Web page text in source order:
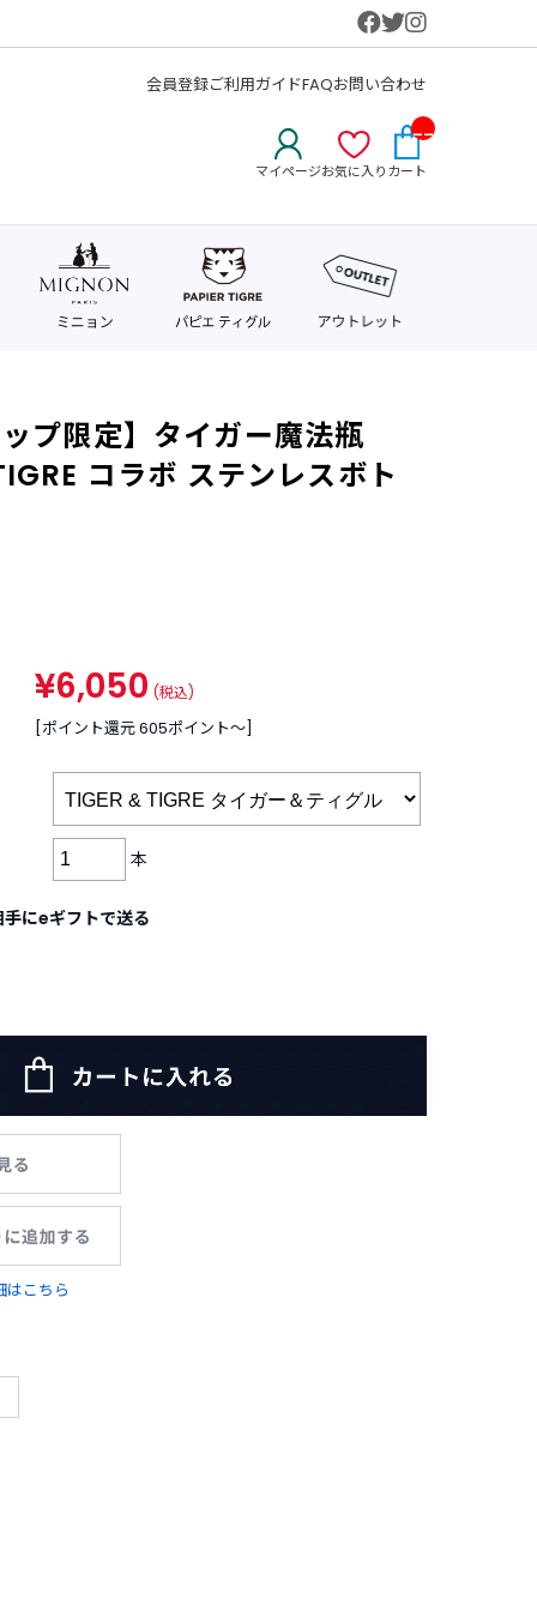
会員登録ご利用ガイドFAQお問い合わせ
マイページお気に入りカート
__
M_
T_
プ限定】タイガー魔法瓶
コラボ ステンレスボト
¥6,050 (税込)
[ポイント還元 605ポイント〜]
本
にeギフトで送る
はこちら